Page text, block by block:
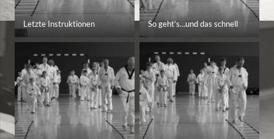
Letzte Instruktionen So geht’s…und das schnell